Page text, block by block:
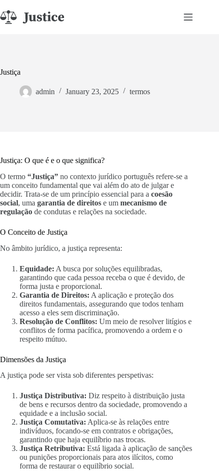
to
content
Justiça
admin January 23, 2025 termos
Justiça: O que é e o que significa?
O termo “Justiça” no contexto jurídico português refere-se a
um conceito fundamental que vai além do ato de julgar e
decidir. Trata-se de um princípio essencial para a coesão
social, uma garantia de direitos e um mecanismo de
regulação de condutas e relações na sociedade.
O Conceito de Justiça
No âmbito jurídico, a justiça representa:
Equidade: A busca por soluções equilibradas,
garantindo que cada pessoa receba o que é devido, de
forma justa e proporcional.
Garantia de Direitos: A aplicação e proteção dos
direitos fundamentais, assegurando que todos tenham
acesso a eles sem discriminação.
Resolução de Conflitos: Um meio de resolver litígios e
conflitos de forma pacífica, promovendo a ordem e o
respeito mútuo.
Dimensões da Justiça
A justiça pode ser vista sob diferentes perspetivas:
Justiça Distributiva: Diz respeito à distribuição justa
de bens e recursos dentro da sociedade, promovendo a
equidade e a inclusão social.
Justiça Comutativa: Aplica-se às relações entre
indivíduos, focando-se em contratos e obrigações,
garantindo que haja equilíbrio nas trocas.
Justiça Retributiva: Está ligada à aplicação de sanções
ou punições proporcionais para atos ilícitos, como
forma de restaurar o equilíbrio social.